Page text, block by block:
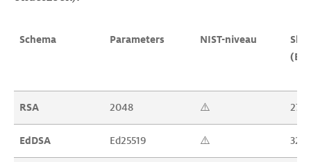
Schema Parameters NIST-niveau
(B)
RSA 2048 ⚠️ 272
EdDSA Ed25519 ⚠️ 32